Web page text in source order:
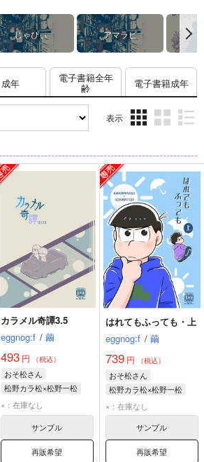
じゃぴぃ アマラビ
成年 電子書籍全年
齢 電子書籍成年
表示
ム
表
示
ム
表
示
ム
表
示
カラメル奇譚3.5
eggnog:f / 繭
493 円 （税込）
おそ松さん
松野カラ松×松野一松
松野カラ松
×：在庫なし
サンプル
再販希望
はれてもふっても・上
eggnog:f / 繭
739円 （税込）
おそ松さん
松野カラ松×松野一松
松野カラ松
×：在庫なし
サンプル
再販希望